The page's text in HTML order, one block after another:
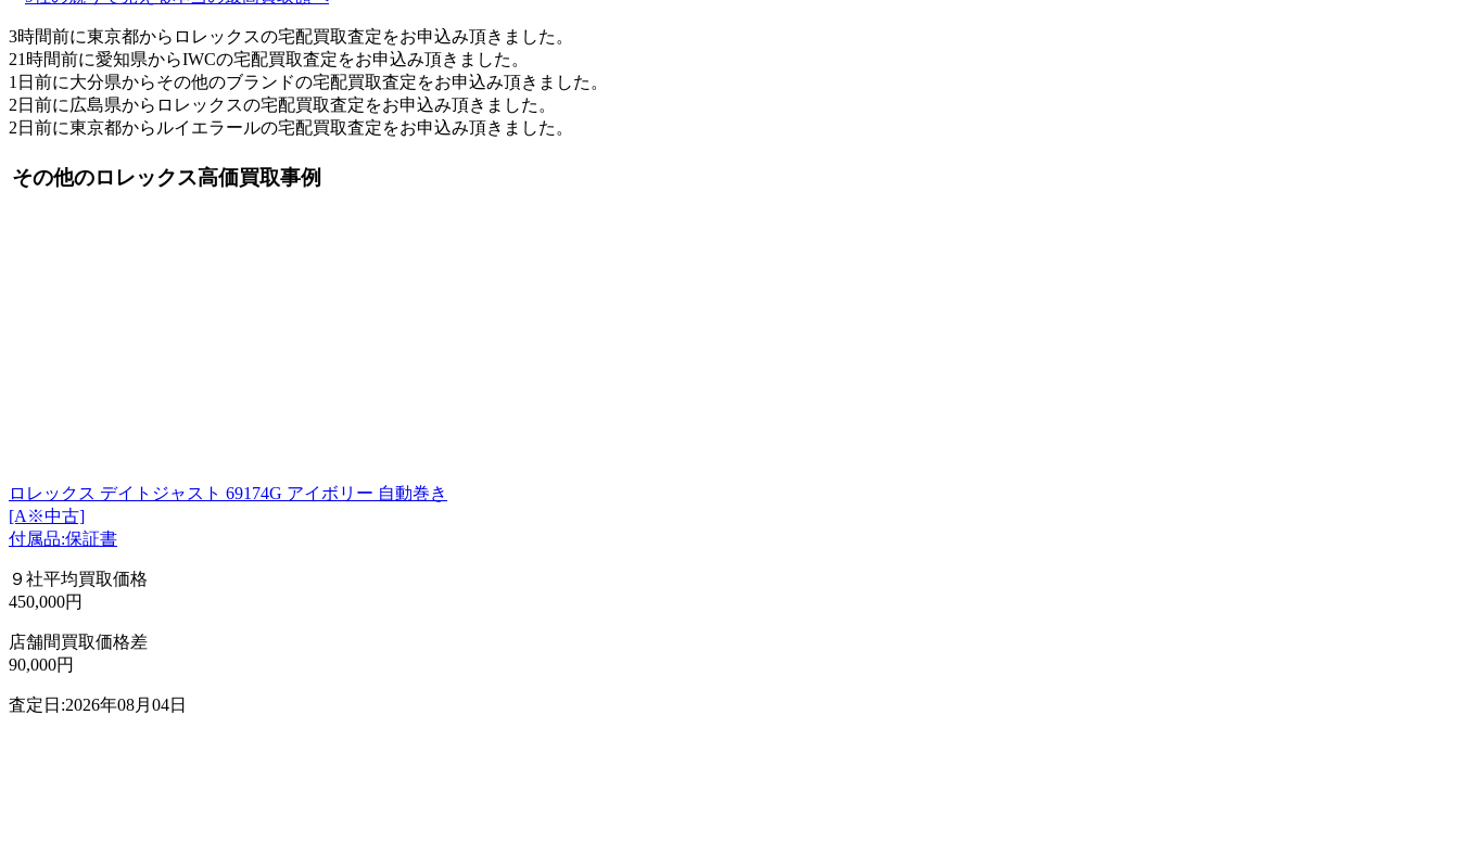
3時間前に東京都からロレックスの宅配買取査定をお申込み頂きました。
21時間前に愛知県からIWCの宅配買取査定をお申込み頂きました。
1日前に大分県からその他のブランドの宅配買取査定をお申込み頂きました。
2日前に広島県からロレックスの宅配買取査定をお申込み頂きました。
2日前に東京都からルイエラールの宅配買取査定をお申込み頂きました。
その他のロレックス高価買取事例
ロレックス デイトジャスト 69174G アイボリー 自動巻き
[A※中古]
付属品:保証書
９社平均買取価格
450,000円
店舗間買取価格差
90,000円
査定日:2026年08月04日